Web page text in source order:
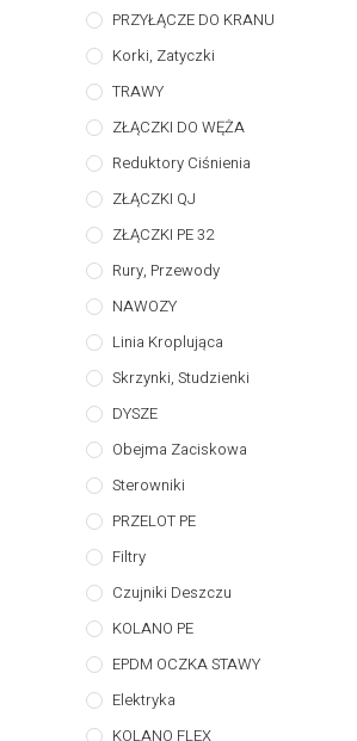
PRZYŁĄCZE DO KRANU
Korki, Zatyczki
TRAWY
ZŁĄCZKI DO WĘŻA
Reduktory Ciśnienia
ZŁĄCZKI QJ
ZŁĄCZKI PE 32
Rury, Przewody
NAWOZY
Linia Kroplująca
Skrzynki, Studzienki
DYSZE
Obejma Zaciskowa
Sterowniki
PRZELOT PE
Filtry
Czujniki Deszczu
KOLANO PE
EPDM OCZKA STAWY
Elektryka
KOLANO FLEX